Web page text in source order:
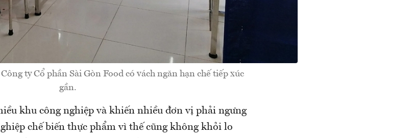
ty Cổ phần Sài Gòn Food có vách ngăn hạn chế tiếp xúc
gần.
khu công nghiệp và khiến nhiều đơn vị phải ngưng
chế biến thực phẩm vì thế cũng không khỏi lo